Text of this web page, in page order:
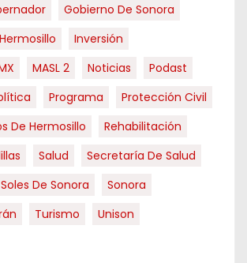
Gobierno De Sonora
Hermosillo
Inversión
MASL 2 Noticias
Podast
Programa
Protección Civil
De Hermosillo
Rehabilitación
Salud
Secretaría De Salud
Soles De Sonora
Sonora
Turismo
Unison